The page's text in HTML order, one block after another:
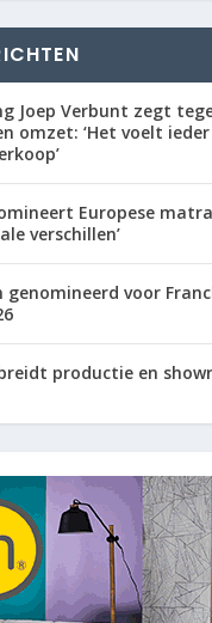
Joep Verbunt zegt
omzet: ‘Het voelt
Europese
verschillen’
genomineerd voor
productie en